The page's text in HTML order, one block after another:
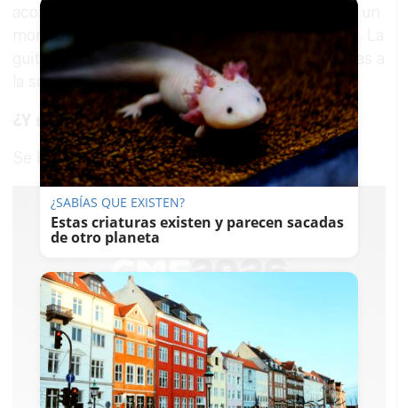
momento en el que tengas que ponerte delante. La
guitarrista acompañante le enseña muchas cosas a
la solista, y viceversa.
¿Y se besan?
Se besan y se abrazan (risas).
¿SABÍAS QUE EXISTEN?
Estas criaturas existen y parecen sacadas
de otro planeta